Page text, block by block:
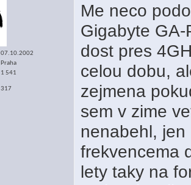
07.10.2002
Praha
1 541
317
Me neco
Gigabyte
dost pres
celou dobu,
zejmena
sem v zime
nenabehl,
frekvencema
lety taky na